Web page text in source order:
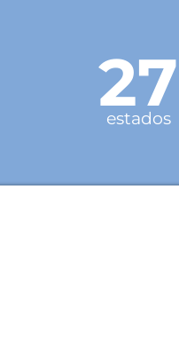
27
estados